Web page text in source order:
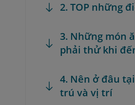
2. TOP những
3. Những món
phải thử khi
4. Nên ở đâu
trú và vị trí